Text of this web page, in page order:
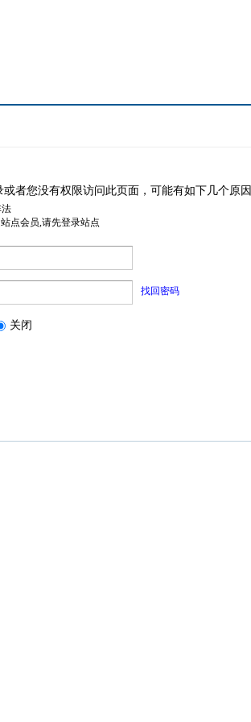
或者您没有权限访问此页面，可能有如下几个原因
点会员,请先登录站点
找回密码
关闭